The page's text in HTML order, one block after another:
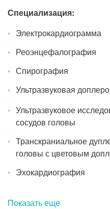
Специализация:
Электрокардиограмма
Реоэнцефалография
Спирография
Ультразвуковая
Ультразвуковое
сосудов головы
Транскраниальное
головы с цветовым
Эхокардиография
Показать еще